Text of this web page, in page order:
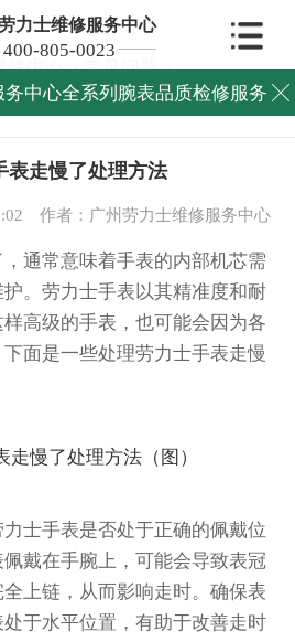
力士维修服务中心
400-805-0023
中心全系列腕表品质检修服务 
修中心>常见问题>
表走慢了处理方法
作者：广州劳力士维修服务中心
常意味着手表的内部机芯需
。劳力士手表以其精准度和耐
高级的手表，也可能会因为各
面是一些处理劳力士手表走慢
手表是否处于正确的佩戴位
戴在手腕上，可能会导致表冠
全上链，从而影响走时。确保表
于水平位置，有助于改善走时